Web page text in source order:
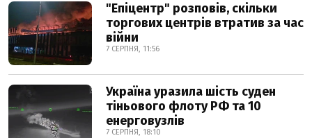
"Епіцентр" розповів, скільки
торгових центрів втратив за час
війни
7 СЕРПНЯ, 11:56
Україна уразила шість суден
тіньового флоту РФ та 10
енерговузлів
7 СЕРПНЯ, 18:10